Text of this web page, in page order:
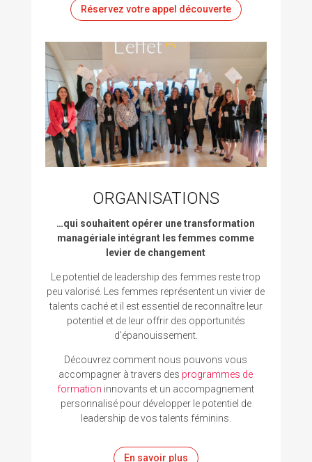
Réservez votre appel découverte
ORGANISATIONS
…qui souhaitent opérer une transformation
managériale intégrant les femmes comme
levier de changement
Le potentiel de leadership des femmes reste trop
peu valorisé. Les femmes représentent un vivier de
talents caché et il est essentiel de reconnaître leur
potentiel et de leur offrir des opportunités
d’épanouissement.
Découvrez comment nous pouvons vous
accompagner à travers des programmes de
formation innovants et un accompagnement
personnalisé pour développer le potentiel de
leadership de vos talents féminins
En savoir plus